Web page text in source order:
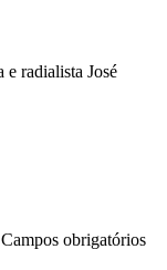
e radialista José
Campos obrigatórios